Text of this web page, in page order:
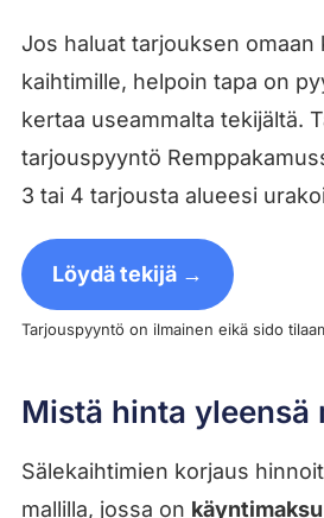
Jos haluat tarjouksen omaan
kaihtimille, helpoin tapa on
kertaa useammalta tekijältä.
tarjouspyyntö
3 tai 4 tarjousta alueesi
Löydä tekijä →
Tarjouspyyntö on ilmainen eikä sido
Mistä hinta yleensä
Sälekaihtimien korjaus
mallilla, jossa on käyntimaksu